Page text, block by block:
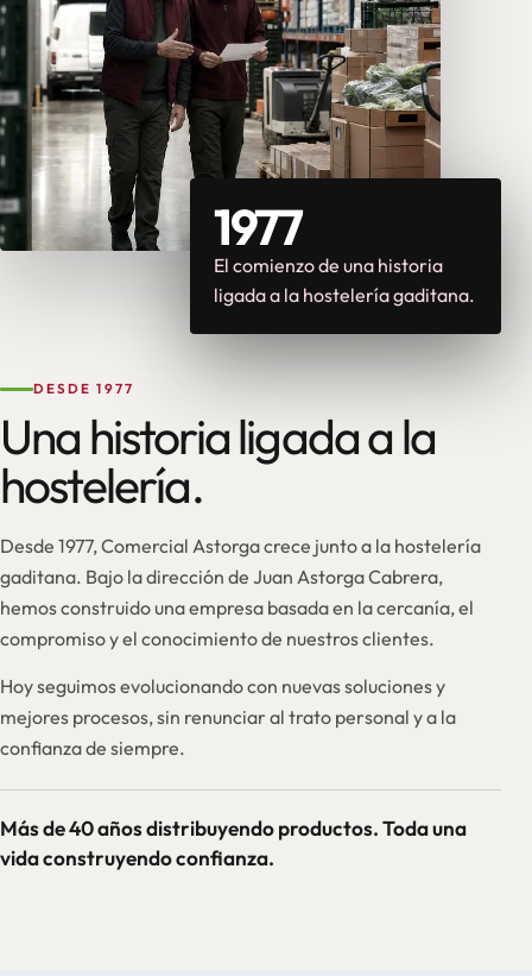
1977
El comienzo de una historia
ligada a la hostelería gaditana.
DESDE 1977
Una historia ligada a la
hostelería.
Desde 1977, Comercial Astorga crece junto a la hostelería
gaditana. Bajo la dirección de Juan Astorga Cabrera,
hemos construido una empresa basada en la cercanía, el
compromiso y el conocimiento de nuestros clientes.
Hoy seguimos evolucionando con nuevas soluciones y
mejores procesos, sin renunciar al trato personal y a la
confianza de siempre.
Más de 40 años distribuyendo productos. Toda una
vida construyendo confianza.